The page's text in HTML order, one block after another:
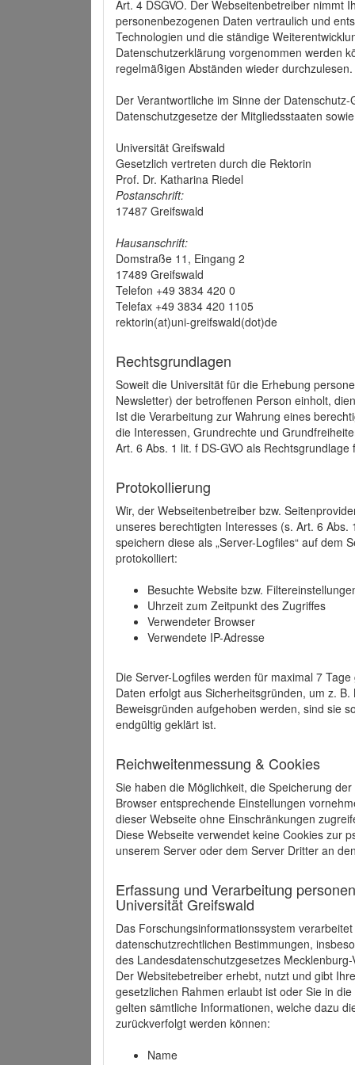
Art. 4 DSGVO. Der Webseitenbetreiber nimmt
personenbezogenen Daten vertraulich und
Technologien und die ständige
Datenschutzerklärung vorgenommen werden
regelmäßigen Abständen wieder durchzulesen.
Der Verantwortliche im Sinne der
Datenschutzgesetze der Mitgliedsstaaten
Universität Greifswald
Gesetzlich vertreten durch die Rektorin
Prof. Dr. Katharina Riedel
Postanschrift:
17487 Greifswald
Hausanschrift:
Domstraße 11, Eingang 2
17489 Greifswald
Telefon +49 3834 420 0
Telefax +49 3834 420 1105
rektorin(at)uni-greifswald(dot)de
Rechtsgrundlagen
Soweit die Universität für die Erhebung
Newsletter) der betroffenen Person einholt,
Ist die Verarbeitung zur Wahrung eines
die Interessen, Grundrechte und
Art. 6 Abs. 1 lit. f DS-GVO als
Protokollierung
Wir, der Webseitenbetreiber bzw.
unseres berechtigten Interesses (s. Art. 6
speichern diese als „Server-Logfiles“ auf dem
protokolliert:
Besuchte Website bzw.
Uhrzeit zum Zeitpunkt des Zugriffes
Verwendeter Browser
Verwendete IP-Adresse
Die Server-Logfiles werden für maximal 7
Daten erfolgt aus Sicherheitsgründen, um z.
Beweisgründen aufgehoben werden, sind sie
endgültig geklärt ist.
Reichweitenmessung & Cookies
Sie haben die Möglichkeit, die Speicherung
Browser entsprechende Einstellungen
dieser Webseite ohne Einschränkungen
Diese Webseite verwendet keine Cookies zur
unserem Server oder dem Server Dritter an
Erfassung und Verarbeitung
Universität Greifswald
Das Forschungsinformationssystem
datenschutzrechtlichen Bestimmungen,
des Landesdatenschutzgesetzes
Der Websitebetreiber erhebt, nutzt und gibt
gesetzlichen Rahmen erlaubt ist oder Sie in
gelten sämtliche Informationen, welche dazu
zurückverfolgt werden können:
Name